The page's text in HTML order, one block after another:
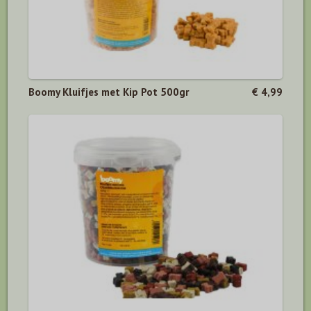
Boomy Kluifjes met Kip Pot 500gr € 4,99